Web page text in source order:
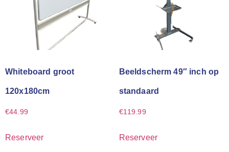
Whiteboard groot
120x180cm
€44.99
Reserveer
Beeldscherm 49″ inch op
standaard
€119.99
Reserveer